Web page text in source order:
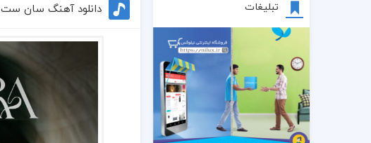
تبلیغات دانلود آهنگ سان ست 01 از دیجی امپرا